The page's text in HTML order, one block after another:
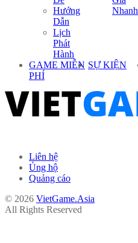
Hướng
Dẫn
Lịch
Phát
Hành
Nhanh
GAME MIỄN
PHÍ
SỰ KIỆN
Liên hệ
Ủng hộ
Quảng cáo
© 2026 VietGame.Asia
All Rights Reserved